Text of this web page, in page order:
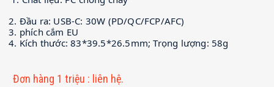
2. Đầu ra: USB-C: 30W (PD/QC/FCP/AFC)
3. phích cắm EU
4. Kích thước: 83*39.5*26.5mm; Trọng lượng: 58g
Đơn hàng 1 triệu : liên hệ.